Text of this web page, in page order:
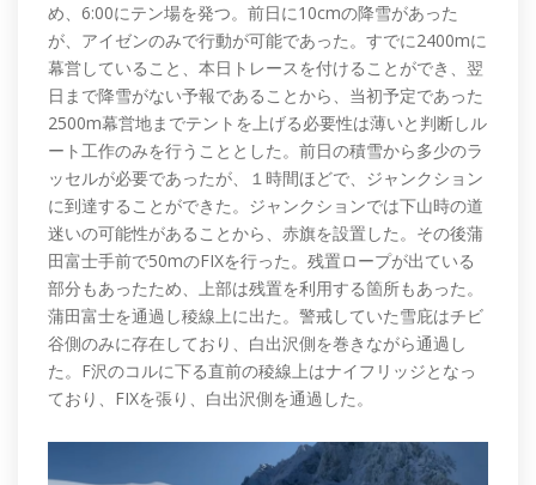
め、6:00にテン場を発つ。前日に10cmの降雪があった
が、アイゼンのみで行動が可能であった。すでに2400mに
幕営していること、本日トレースを付けることができ、翌
日まで降雪がない予報であることから、当初予定であった
2500m幕営地までテントを上げる必要性は薄いと判断しル
ート工作のみを行うこととした。前日の積雪から多少のラ
ッセルが必要であったが、１時間ほどで、ジャンクション
に到達することができた。ジャンクションでは下山時の道
迷いの可能性があることから、赤旗を設置した。その後蒲
田富士手前で50mのFIXを行った。残置ロープが出ている
部分もあったため、上部は残置を利用する箇所もあった。
蒲田富士を通過し稜線上に出た。警戒していた雪庇はチビ
谷側のみに存在しており、白出沢側を巻きながら通過し
た。F沢のコルに下る直前の稜線上はナイフリッジとなっ
ており、FIXを張り、白出沢側を通過した。